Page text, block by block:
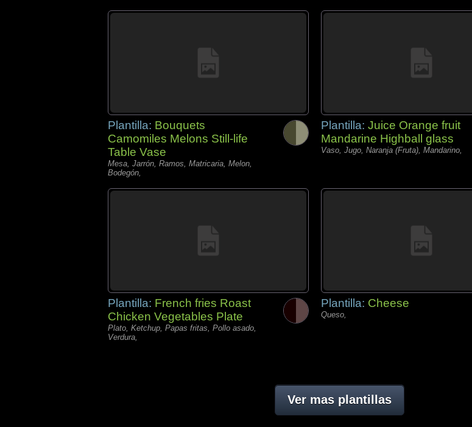
Plantilla: Bouquets
Camomiles Melons Still-life
Table Vase
Mesa, Jarrón, Ramos, Matricaria, Melon,
Bodegón,
Plantilla: Juice Orange fruit
Mandarine Highball glass
Vaso, Jugo, Naranja (Fruta), Mandarino,
Plantilla: French fries Roast
Chicken Vegetables Plate
Plato, Ketchup, Papas fritas, Pollo asado,
Verdura,
Plantilla: Cheese
Queso,
Ver mas plantillas